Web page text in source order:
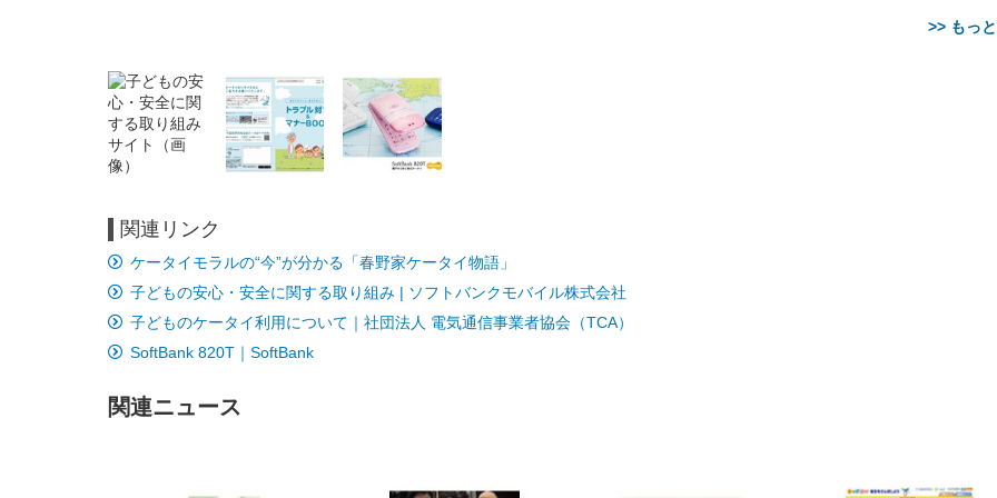
>> もっ
子 テレワーク 疲れない 跳ね
ト 約105度ロッキング pc 事務
椅子 360度回転 座面昇降 強化
ナイロン樹脂ベース 通気性メ
ッシュ 在宅ワーク H-
WY01(黒網+黒枠+黒足)
／デスクチェア メッシュチェ
ク
チェア 疲れない テレワーク
度ロッキング機能 人間工学 椅
子 腰サポート 90度跳ね上げ
式アームレスト 3Dヘッドレス
EIZO ビジネス向けプレミア
EV3240X-WT | 31.5型4K
UHD・USB Type-C・ホワイ
ト
￥105,595
EV2740X-WT | 27.0型4K
UHD・USB Type-C・ホワイ
ト
￥109,572
ク付き（CFI-ZDM1J）
￥49,979
ーツ 薄型 レギュラー 1回使い
ーツ 厚型 ワイド 42枚x2袋(84
ルー)
ツ L 中型犬用 26枚入り 単品
￥1,800
関連リンク
ケータイモラルの“今”が分かる「春野家ケータイ物語」
子どもの安心・安全に関する取り組み | ソフトバンクモバイル株式会社
子どものケータイ利用について｜社団法人 電気通信事業者協会（TCA）
SoftBank 820T｜SoftBank
関連ニュース